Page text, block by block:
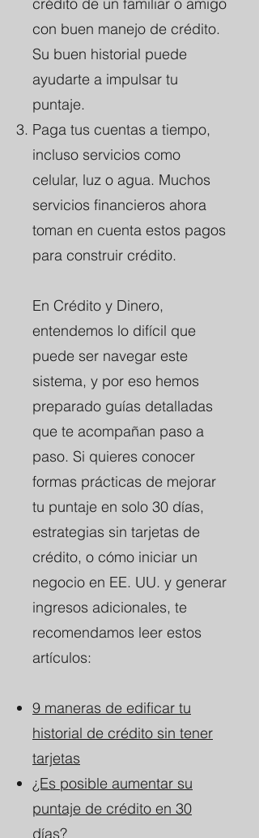
con buen manejo de crédito.
Su buen historial puede
ayudarte a impulsar tu
puntaje.
Paga tus cuentas a tiempo,
incluso servicios como
celular, luz o agua. Muchos
servicios financieros ahora
toman en cuenta estos pagos
para construir crédito.
En Crédito y Dinero,
entendemos lo difícil que
puede ser navegar este
sistema, y por eso hemos
preparado guías detalladas
que te acompañan paso a
paso. Si quieres conocer
formas prácticas de mejorar
tu puntaje en solo 30 días,
estrategias sin tarjetas de
crédito, o cómo iniciar un
negocio en EE. UU. y generar
ingresos adicionales, te
recomendamos leer estos
artículos:
9 maneras de edificar tu
historial de crédito sin tener
tarjetas
¿Es posible aumentar su
puntaje de crédito en 30
días?